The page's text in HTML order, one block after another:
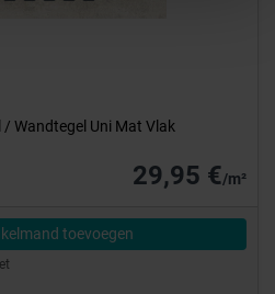
Wandtegel Uni Mat Vlak
29,95 €/m²
toevoegen